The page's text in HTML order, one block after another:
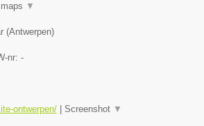
▼
(Antwerpen)
nr: -
ontwerpen/| Screenshot ▼